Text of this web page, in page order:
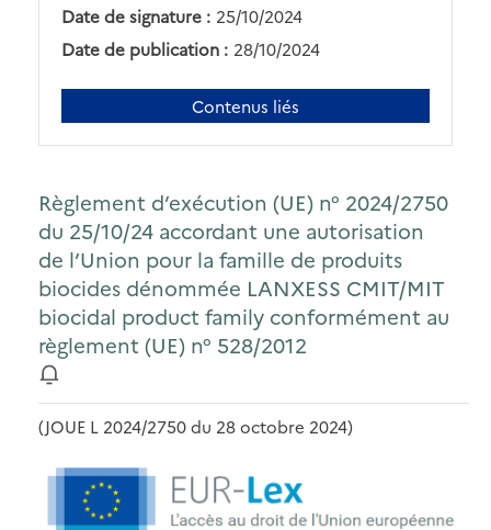
Date de signature : 25/10/2024
Date de publication : 28/10/2024
Contenus liés
Règlement d’exécution (UE) n° 2024/2750
du 25/10/24 accordant une autorisation
de l’Union pour la famille de produits
biocides dénommée LANXESS CMIT/MIT
biocidal product family conformément au
règlement (UE) n° 528/2012
(JOUE L 2024/2750 du 28 octobre 2024)